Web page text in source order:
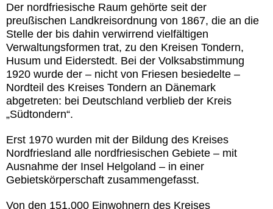
Der nordfriesische Raum gehörte seit der
preußischen Landkreisordnung von 1867, die an die
Stelle der bis dahin verwirrend vielfältigen
Verwaltungsformen trat, zu den Kreisen Tondern,
Husum und Eiderstedt. Bei der Volksabstimmung
1920 wurde der – nicht von Friesen besiedelte –
Nordteil des Kreises Tondern an Dänemark
abgetreten: bei Deutschland verblieb der Kreis
„Südtondern“.
Erst 1970 wurden mit der Bildung des Kreises
Nordfriesland alle nordfriesischen Gebiete – mit
Ausnahme der Insel Helgoland – in einer
Gebietskörperschaft zusammengefasst.
Von den 151.000 Einwohnern des Kreises